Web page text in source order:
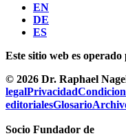
EN
DE
ES
Este sitio web es
© 2026 Dr. Raphael
legalPrivacidad
editorialesGlosario
Socio Fundador de